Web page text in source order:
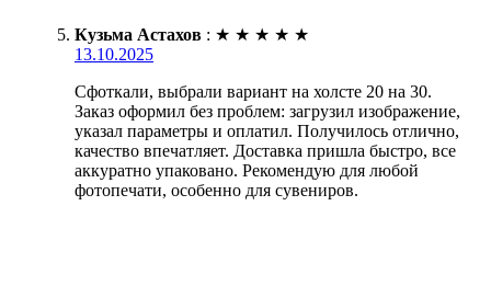
Кузьма Астахов : ★ ★ ★ ★ ★
13.10.2025
Сфоткали, выбрали вариант на холсте 20 на 30.
Заказ оформил без проблем: загрузил изображение,
указал параметры и оплатил. Получилось отлично,
качество впечатляет. Доставка пришла быстро, все
аккуратно упаковано. Рекомендую для любой
фотопечати, особенно для сувениров.